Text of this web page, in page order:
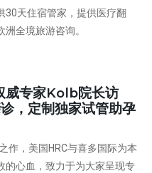
30天住宿管家，提供医疗翻
全境旅游咨询。
专家Kolb院长访
，定制独家试管助孕
作，美国HRC与喜多国际为本
的心血，致力于为大家呈现专